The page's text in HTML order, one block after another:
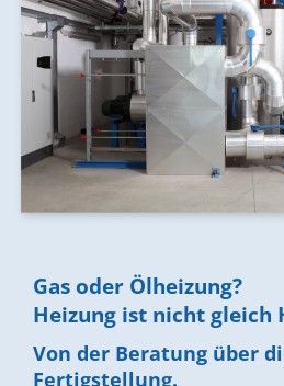
Gas oder Ölheizung?
Heizung ist nicht gleich
Von der Beratung über
Fertigstellung.